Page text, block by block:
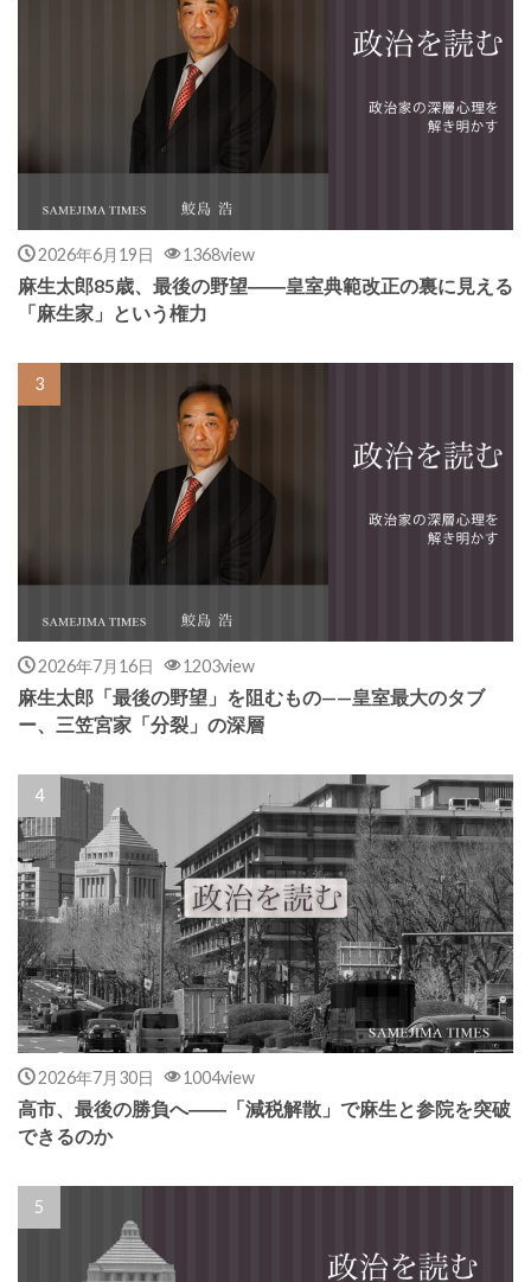
2026年6月19日 1368view
麻生太郎85歳、最後の野望――皇室典範改正の裏に見える
「麻生家」という権力
2026年7月16日 1203view
麻生太郎「最後の野望」を阻むもの——皇室最大のタブ
ー、三笠宮家「分裂」の深層
2026年7月30日 1004view
高市、最後の勝負へ――「減税解散」で麻生と参院を突破
できるのか